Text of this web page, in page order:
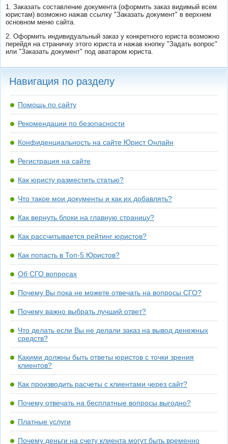
1. Заказать составление документа (оформить заказ видимый всем
юристам) возможно нажав ссылку "Заказать документ" в верхнем
основном меню сайта.
2. Оформить индивидуальный заказ у конкретного юриста возможно
перейдя на страничку этого юриста и нажав кнопку "Задать вопрос"
или "Заказать документ" под аватаром юриста.
Навигация по разделу
Помощь по сайту
Рекомендации по безопасности
Конфиденциальность на сайте Юрист Онлайн
Регистрация на сайте
Как юристу разместить статью?
Что такое мои документы и как их добавлять?
Как вернуть блоки на главную страницу?
Как рассчитывается рейтинг юристов?
Как попасть в Топ-5 Юристов?
Об СГО вопросах
Почему Вы пока не можете отвечать на вопросы СГО?
Почему важно выбрать лучший ответ?
Что делать если Вы не делали заказ на вывод денежных
средств?
Какими должны быть ответы юристов с точки зрения
клиентов?
Как производить расчеты с клиентами через сайт?
Почему отвечать на бесплатные вопросы выгодно?
Платные услуги
Почему деньги на счету клиента могут быть временно